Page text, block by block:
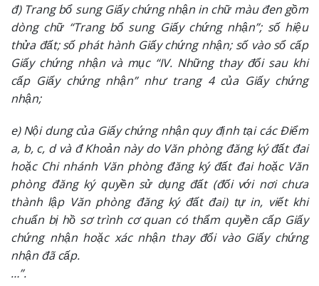
đ) Trang bổ sung Giấy chứng nhận in chữ màu đen gồm
dòng chữ “Trang bổ sung Giấy chứng nhận”; số hiệu
thửa đất; số phát hành Giấy chứng nhận; số vào sổ cấp
Giấy chứng nhận và mục “IV. Những thay đổi sau khi
cấp Giấy chứng nhận” như trang 4 của Giấy chứng
nhận;
e) Nội dung của Giấy chứng nhận quy định tại các Điểm
a, b, c, d và đ Khoản này do Văn phòng đăng ký đất đai
hoặc Chi nhánh Văn phòng đăng ký đất đai hoặc Văn
phòng đăng ký quyền sử dụng đất (đối với nơi chưa
thành lập Văn phòng đăng ký đất đai) tự in, viết khi
chuẩn bị hồ sơ trình cơ quan có thẩm quyền cấp Giấy
chứng nhận hoặc xác nhận thay đổi vào Giấy chứng
nhận đã cấp.
…”.